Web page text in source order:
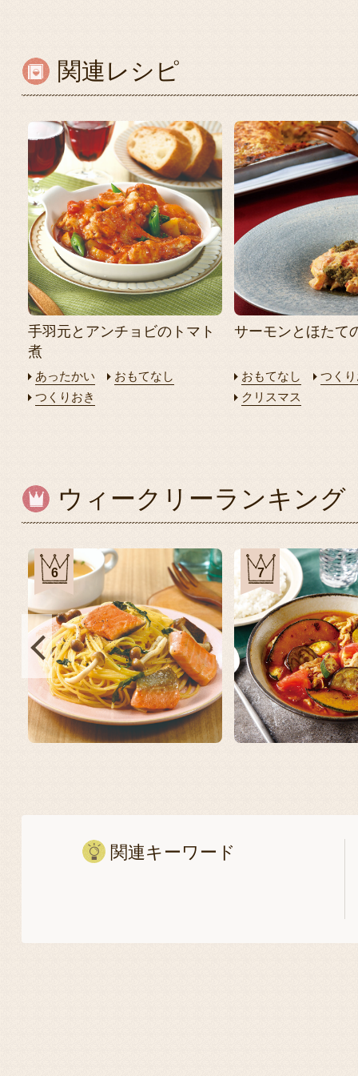
関連レシピ
手羽元とアンチョビのトマト
煮
あったかい
おもてなし
つくりおき
サーモンとほたて
おもてなし
つく
クリスマス
ウィークリーランキング
6 7
関連キーワード